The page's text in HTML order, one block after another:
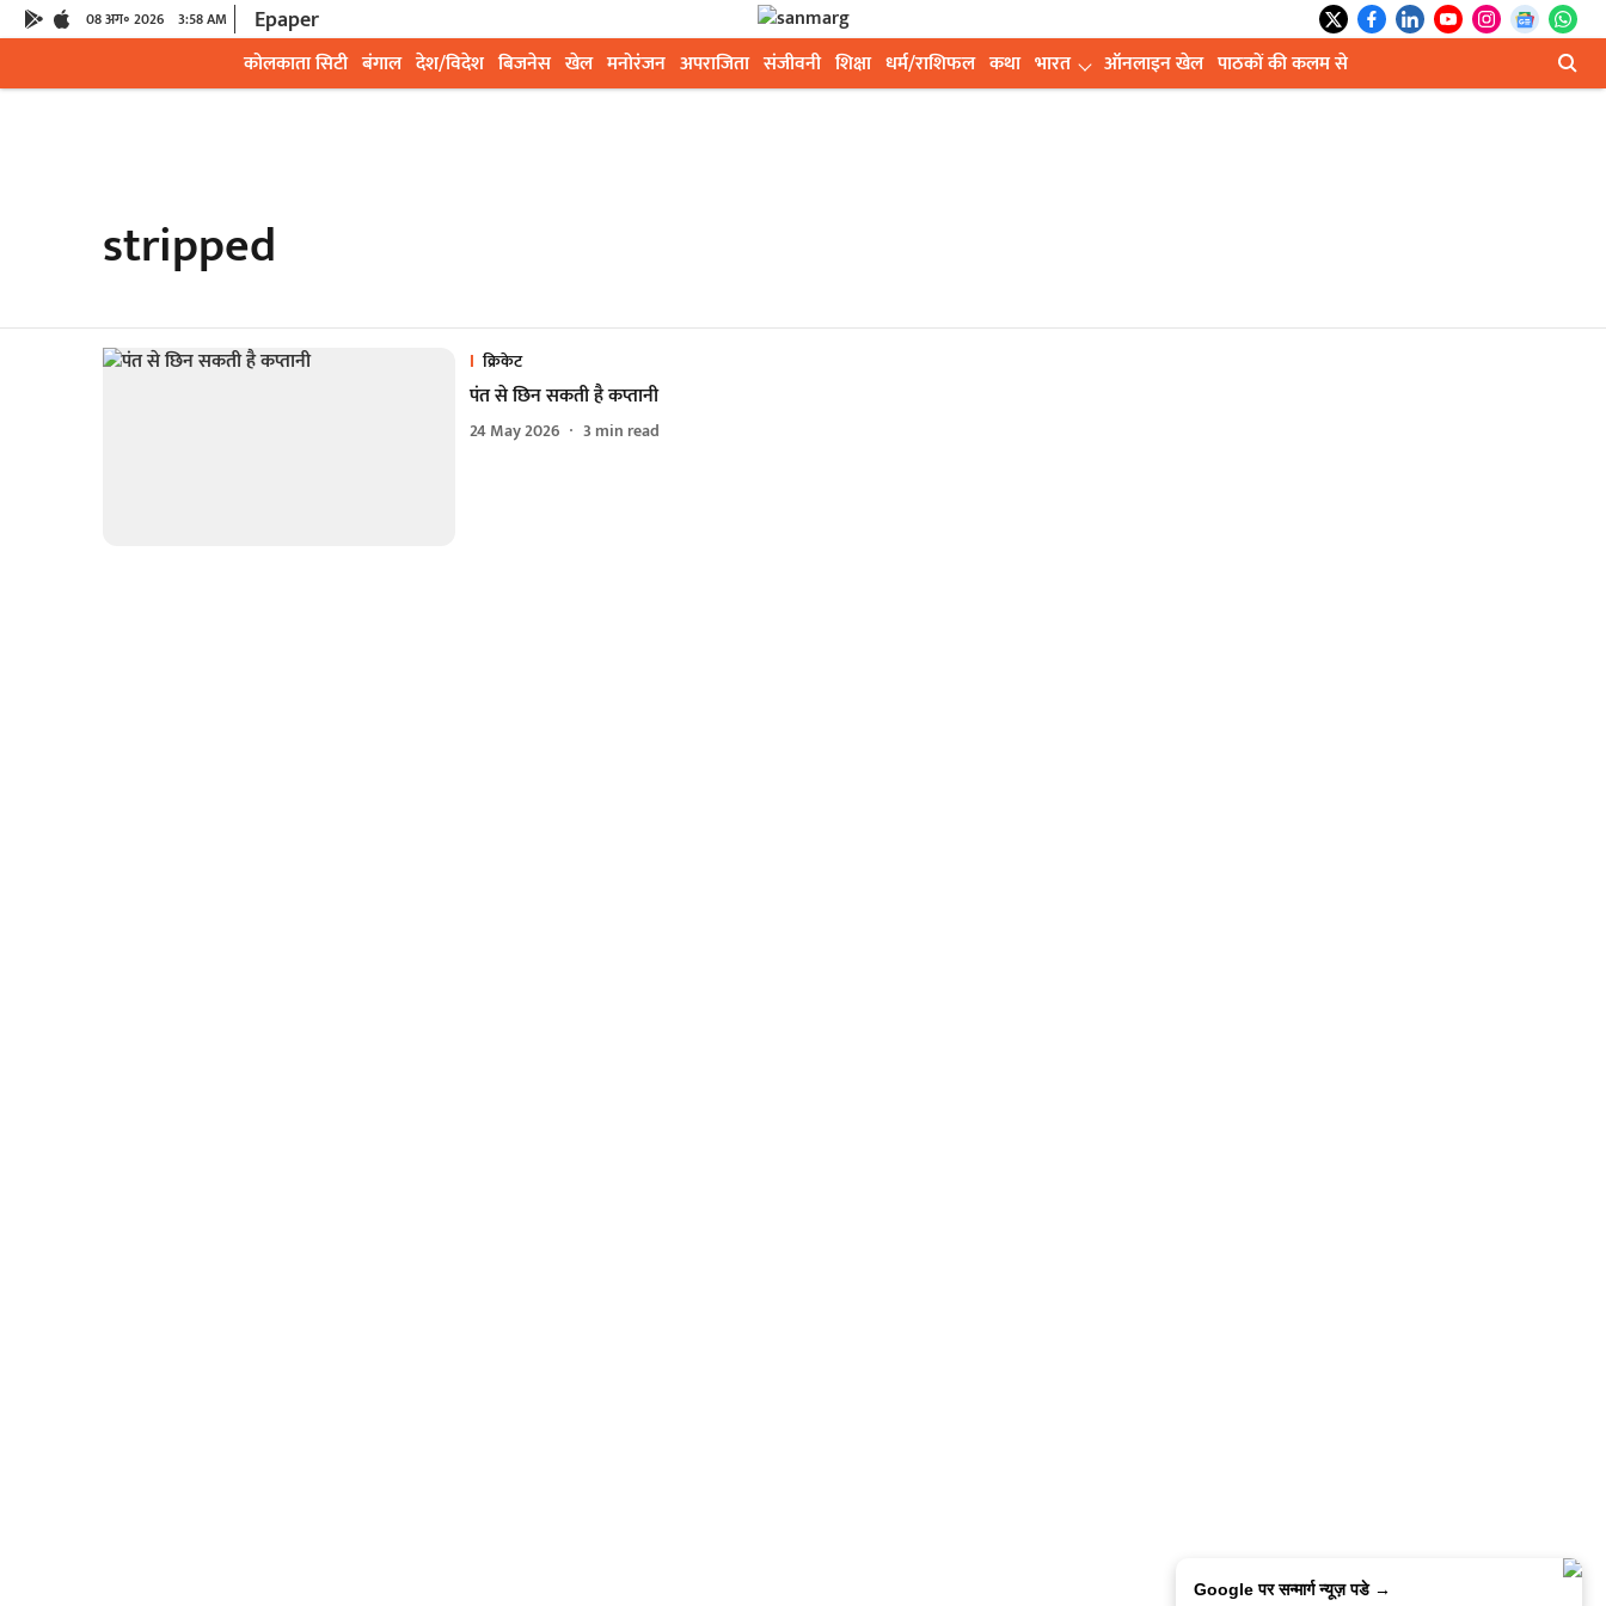
08 अग॰ 2026 3:58 AM Epaper
कोलकाता सिटी बंगाल देश/विदेश बिजनेस खेल मनोरंजन अपराजिता संजीवनी शिक्षा धर्म/राशिफल कथा भारत ऑनलाइन खेल पाठकों की कलम से
stripped
क्रिकेट
पंत से छिन सकती है कप्तानी
24 May 2026 3 min read
Google पर सन्मार्ग न्यूज़ पडे →